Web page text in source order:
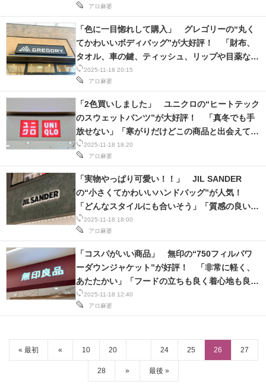
アロ麻婆
2025-11-18 20:15
アロ麻婆
「色に一目惚れして購入」 グレゴリーの“丸く
てかわいいボディバッグ”が大好評！ 「財布、
タオル、車の鍵、ティッシュ、リップや目薬など
入る」「サイズも素材も良い」
2025-11-18 18:20
アロ麻婆
「2色買いしました」 ユニクロの“ヒートテック
のスウェットパンツ”が大好評！ 「真冬でも手
放せない」「寒がりだけどこの商品と出会えてか
らは無敵」
2025-11-18 18:00
アロ麻婆
「実物やっぱり可愛い！！」 JIL SANDER
の“小さくてかわいいハンドバッグ”が人気！
「どんなスタイルにも合いそう」「質感の良い素
敵なバッグ」
2025-11-18 12:40
アロ麻婆
「コスパがいい商品」 無印の“750フィルパワ
ーダウンジャケット”が好評！ 「非常に軽く、
あたたかい」「フードの立ちも良く着心地も良
い」
« 最初 « 10 20 24 25 26 27
28 » 最後 »